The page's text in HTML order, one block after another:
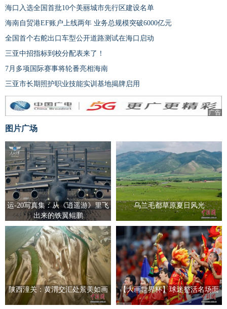
海口入选全国首批10个美丽城市先行区建设名单
海南自贸港EF账户上线两年 业务总规模突破6000亿元
全国首个右舵出口车型公开道路测试在海口启动
三亚中招指标到校分配表来了！
7月多项国际赛事将轮番亮相海南
三亚市长期照护职业技能实训基地揭牌启用
广告
图片广场
运-20写真集：从《逍遥游》里飞
出来的铁翼鲲鹏
乌兰毛都草原夏日风光
陕西潼关：黄渭交汇处景美如画 【大画世界杯】球迷整活名场面